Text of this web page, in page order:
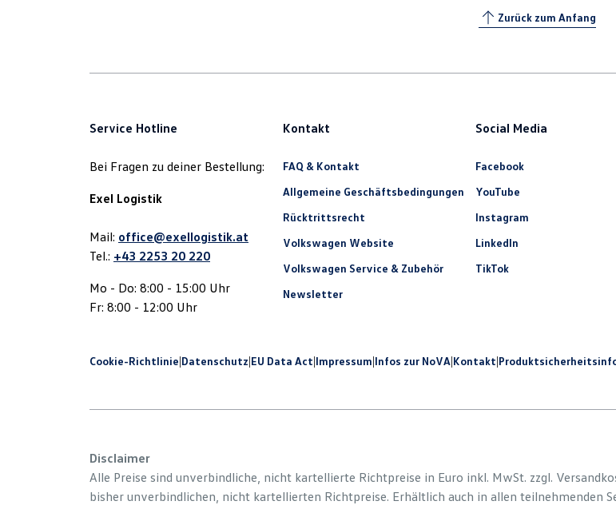
Zurück zum Anfang
Service Hotline
Bei Fragen zu deiner Bestellung:
Exel Logistik
Mail: office@exellogistik.at
Tel.: +43 2253 20 220
Mo - Do: 8:00 - 15:00 Uhr
Fr: 8:00 - 12:00 Uhr
Kontakt
FAQ & Kontakt
Allgemeine Geschäftsbedingungen
Rücktrittsrecht
Volkswagen Website
Volkswagen Service & Zubehör
Newsletter
Social Media
Facebook
YouTube
Instagram
LinkedIn
TikTok
Cookie-Richtlinie|Datenschutz|EU Data Act|Impressum|Infos zur NoVA|Kontakt|
Disclaimer
Alle Preise sind unverbindliche, nicht kartellierte Richtpreise in Euro inkl. MwSt. zzgl.
bisher unverbindlichen, nicht kartellierten Richtpreise. Erhältlich auch in allen teilnehmenden